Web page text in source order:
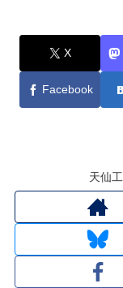
X
Facebook
天仙